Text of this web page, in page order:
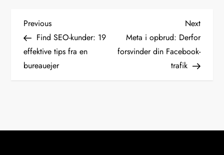
I
n
d
g
Previous
Post
Previous
Find SEO-kunder: 19
effektive tips fra en
bureauejer
Next
Post
Next
Meta i opbrud: Derfor
forsvinder din Facebook-
trafik